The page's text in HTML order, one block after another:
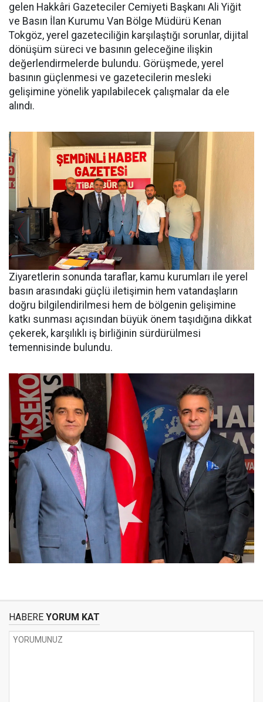
gelen Hakkâri Gazeteciler Cemiyeti Başkanı Ali Yiğit
ve Basın İlan Kurumu Van Bölge Müdürü Kenan
Tokgöz, yerel gazeteciliğin karşılaştığı sorunlar, dijital
dönüşüm süreci ve basının geleceğine ilişkin
değerlendirmelerde bulundu. Görüşmede, yerel
basının güçlenmesi ve gazetecilerin mesleki
gelişimine yönelik yapılabilecek çalışmalar da ele
alındı.
Ziyaretlerin sonunda taraflar, kamu kurumları ile yerel
basın arasındaki güçlü iletişimin hem vatandaşların
doğru bilgilendirilmesi hem de bölgenin gelişimine
katkı sunması açısından büyük önem taşıdığına dikkat
çekerek, karşılıklı iş birliğinin sürdürülmesi
temennisinde bulundu.
HABERE YORUM KAT